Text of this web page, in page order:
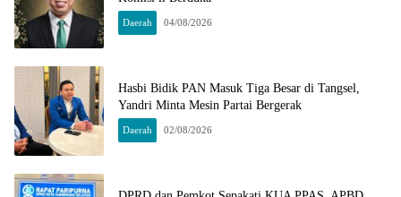
Daerah 04/08/2026
Hasbi Bidik PAN Masuk Tiga Besar di Tangsel,
Yandri Minta Mesin Partai Bergerak
Daerah 02/08/2026